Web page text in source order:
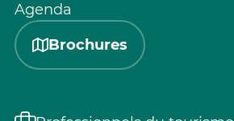
Agenda
Brochures